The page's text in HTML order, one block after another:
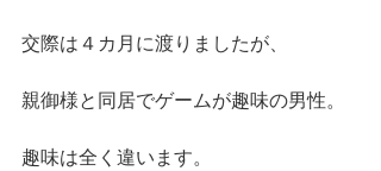
交際は４カ月に渡りましたが、
親御様と同居でゲームが趣味の男性。
趣味は全く違います。